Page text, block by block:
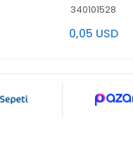
340101528
0,05 USD